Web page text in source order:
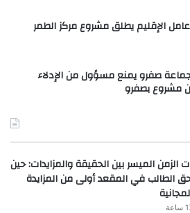
عامل الإقليم يطلق مشروع مركز الطمر
جماعة صفرو يمنع مسؤول من الإدلاء
مشروع بصفرو
الزمن الميسر بين الحقيقة والمزايدات: حين
الطالب في المقعد أولى من المزايدة